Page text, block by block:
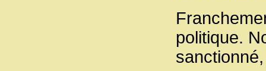
politique.